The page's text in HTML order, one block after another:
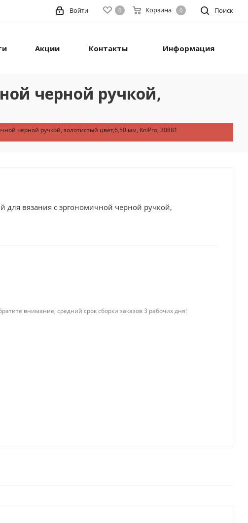
Поиск
0 Корзина 0
Войти
Акции Контакты Информация
черной ручкой,
черной ручкой, золотистый цвет,6,50 мм, KniPro, 30881
вязания с эргономичной черной ручкой,
внимание, средний срок сборки заказов 3 рабочих дня!